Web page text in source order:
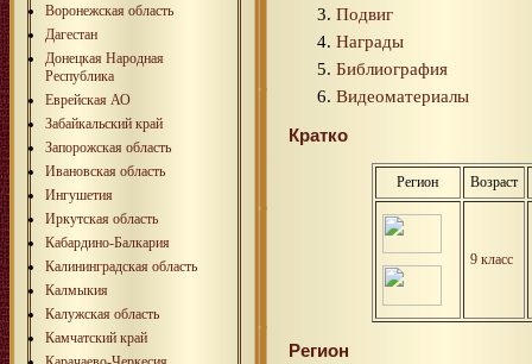
Воронежская область
Дагестан
Донецкая Народная
Республика
Еврейская АО
Забайкальский край
Запорожская область
Ивановская область
Ингушетия
Иркутская область
Кабардино-Балкария
Калининградская область
Калмыкия
Калужская область
Камчатский край
Подвиг
Награды
Библиография
Видеоматериалы
Кратко
Регион Возраст
9 класс
Регион